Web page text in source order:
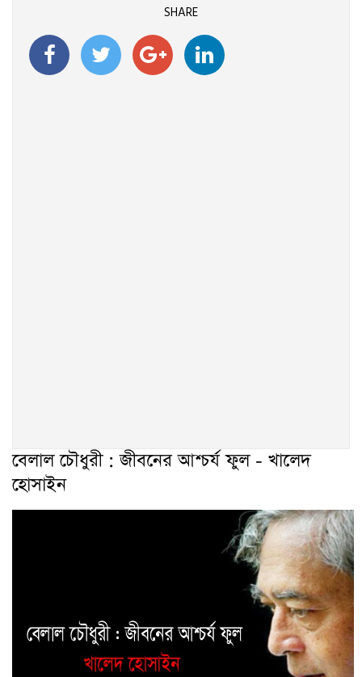
SHARE
বেলাল চৌধুরী : জীবনের আশ্চর্য ফুল - খালেদ
হোসাইন